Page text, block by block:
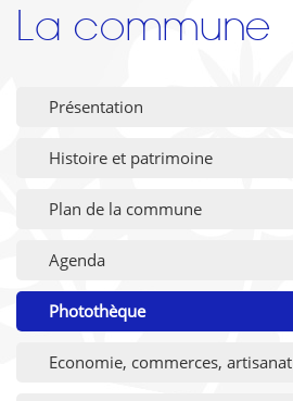
La commune
Présentation
Histoire et patrimoine
Plan de la commune
Agenda
Photothèque
Economie, commerces, artisanat